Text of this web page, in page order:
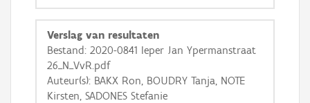
Basis Lagen
OSM-Basiskaart
Ortho
Verslag van resultaten
Bestand: 2020-0841 Ieper Jan Ypermanstraat
26_N_VvR.pdf
Auteur(s): BAKX Ron, BOUDRY Tanja, NOTE
Kirsten, SADONES Stefanie